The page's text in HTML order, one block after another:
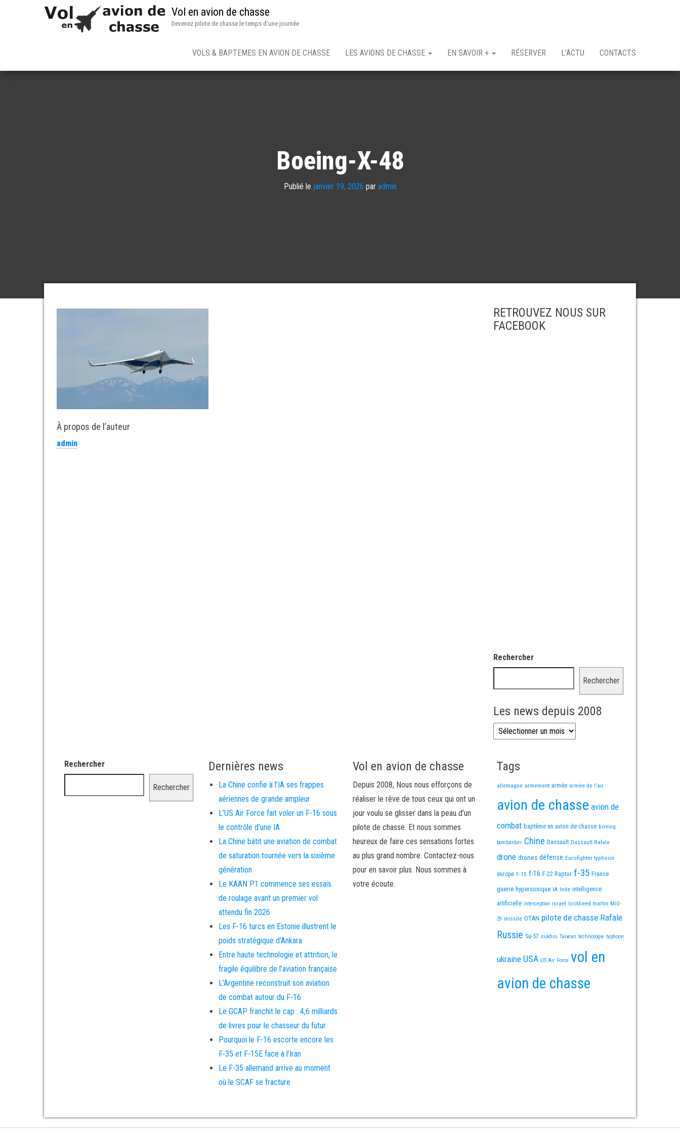
Vol en avion de chasse
Devenez pilote de chasse le temps d'une journée
VOLS & BAPTEMES EN AVION DE CHASSE LES AVIONS DE CHASSE EN SAVOIR + RÉSERVER L’ACTU CONTACTS
Boeing-X-48
Publié le janvier 19, 2026 par admin
À propos de l’auteur
admin
RETROUVEZ NOUS SUR
FACEBOOK
Rechercher
Rechercher
Les news depuis 2008
Les news depuis 2008
Rechercher
Rechercher
Dernières news
La Chine confie à l’IA ses frappes
aériennes de grande ampleur
L’US Air Force fait voler un F-16 sous
le contrôle d’une IA
La Chine bâtit une aviation de combat
de saturation tournée vers la sixième
génération
Le KAAN P1 commence ses essais
de roulage avant un premier vol
attendu fin 2026
Les F-16 turcs en Estonie illustrent le
poids stratégique d’Ankara
Entre haute technologie et attrition, le
fragile équilibre de l’aviation française
L’Argentine reconstruit son aviation
de combat autour du F-16
Le GCAP franchit le cap : 4,6 milliards
de livres pour le chasseur du futur
Pourquoi le F-16 escorte encore les
F-35 et F-15E face à l’Iran
Le F-35 allemand arrive au moment
où le SCAF se fracture
Vol en avion de chasse
Depuis 2008, Nous nous efforçons de
réaliser le rêve de tous ceux qui ont un
jour voulu se glisser dans la peau d’un
pilote de chasse. Et nous sommes
heureux de faire ces sensations fortes
au plus grand nombre. Contactez-nous
pour en savoir plus. Nous sommes à
votre écoute.
Tags
allemagne armement armée armée de l'air
avion de chasse avion de
combat baptême en avion de chasse boeing
bombardier Chine Dassault Dassault Rafale
drone drones défense Eurofighter typhoon
europe F-15 f-16 F-22 Raptor f-35 France
guerre hypersonique IA Inde intelligence
artificielle interception israel lockheed martin MiG-
29 missile OTAN pilote de chasse Rafale
Russie Su-57 sukhoi Taiwan technologie typhoon
ukraine USA US Air Force vol en
avion de chasse